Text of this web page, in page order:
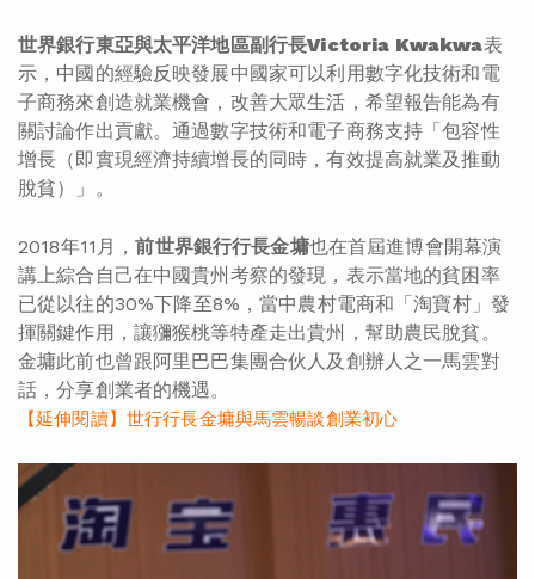
世界銀行東亞與太平洋地區副行長Victoria Kwakwa表
示，中國的經驗反映發展中國家可以利用數字化技術和電
子商務來創造就業機會，改善大眾生活，希望報告能為有
關討論作出貢獻。通過數字技術和電子商務支持「包容性
增長（即實現經濟持續增長的同時，有效提高就業及推動
脫貧）」。
2018年11月，前世界銀行行長金墉也在首屆進博會開幕演
講上綜合自己在中國貴州考察的發現，表示當地的貧困率
已從以往的30%下降至8%，當中農村電商和「淘寶村」發
揮關鍵作用，讓獼猴桃等特產走出貴州，幫助農民脫貧。
金墉此前也曾跟阿里巴巴集團合伙人及創辦人之一馬雲對
話，分享創業者的機遇。
【延伸閱讀】世行行長金墉與馬雲暢談創業初心